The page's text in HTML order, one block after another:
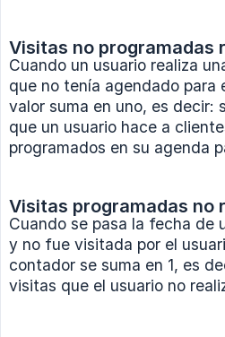
Visitas no programadas
Cuando un usuario realiza
que no tenía agendado para
valor suma en uno, es decir:
que un usuario hace a
programados en su agenda
Visitas programadas no
Cuando se pasa la fecha de
y no fue visitada por el
contador se suma en 1, es
visitas que el usuario no